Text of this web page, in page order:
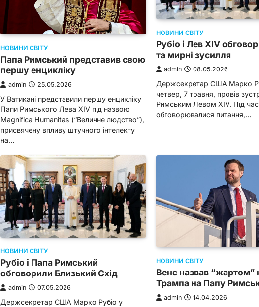
НОВИНИ СВІТУ
Папа Римський представив свою
першу енцикліку
admin 25.05.2026
У Ватикані представили першу енцикліку
Папи Римського Лева XIV під назвою
Magnifica Humanitas (“Величне людство”),
присвячену впливу штучного інтелекту
на…
НОВИНИ СВІТУ
Рубіо і Лев XIV
та мирні зусилля
admin 08.05.2026
Держсекретар США Марко
четвер, 7 травня, провів
Римським Левом XIV. Під час
обговорювалися питання,…
НОВИНИ СВІТУ
Рубіо і Папа Римський
обговорили Близький Схід
admin 07.05.2026
Держсекретар США Марко Рубіо у
НОВИНИ СВІТУ
Венс назвав “жартом”
Трампа на Папу
admin 14.04.2026